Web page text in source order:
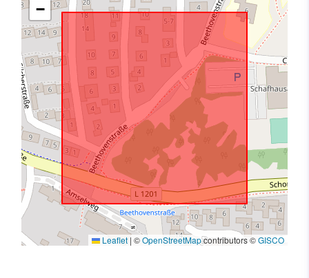
−
Leaflet | ©OpenStreetMapcontributors ©GISCO